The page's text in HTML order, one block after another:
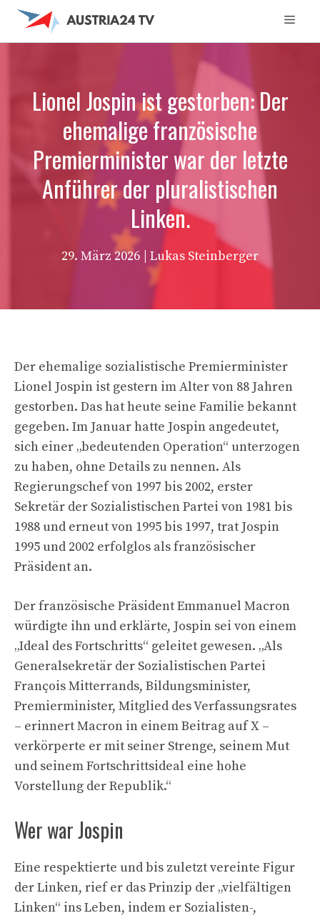
Zum
Inhalt
Lionel Jospin ist gestorben: Der
ehemalige französische
Premierminister war der letzte
Anführer der pluralistischen
Linken.
29. März 2026 | Lukas Steinberger
Der ehemalige sozialistische Premierminister
Lionel Jospin ist gestern im Alter von 88 Jahren
gestorben. Das hat heute seine Familie bekannt
gegeben. Im Januar hatte Jospin angedeutet,
sich einer „bedeutenden Operation“ unterzogen
zu haben, ohne Details zu nennen. Als
Regierungschef von 1997 bis 2002, erster
Sekretär der Sozialistischen Partei von 1981 bis
1988 und erneut von 1995 bis 1997, trat Jospin
1995 und 2002 erfolglos als französischer
Präsident an.
Der französische Präsident Emmanuel Macron
würdigte ihn und erklärte, Jospin sei von einem
„Ideal des Fortschritts“ geleitet gewesen. „Als
Generalsekretär der Sozialistischen Partei
François Mitterrands, Bildungsminister,
Premierminister, Mitglied des Verfassungsrates
– erinnert Macron in einem Beitrag auf X –
verkörperte er mit seiner Strenge, seinem Mut
und seinem Fortschrittsideal eine hohe
Vorstellung der Republik.“
Wer war Jospin
Eine respektierte und bis zuletzt vereinte Figur
der Linken, rief er das Prinzip der „vielfältigen
Linken“ ins Leben, indem er Sozialisten-,